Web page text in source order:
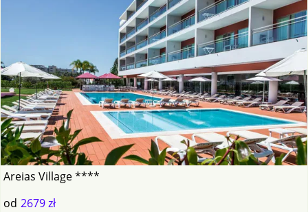
Areias Village ****
od 2679 zł